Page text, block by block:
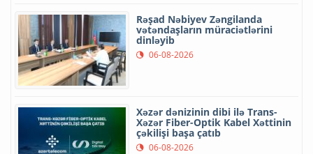
Rəşad Nəbiyev Zəngilanda
vətəndaşların müraciətlərini
dinləyib
06-08-2026
Xəzər dənizinin dibi ilə Trans-
Xəzər Fiber-Optik Kabel Xəttinin
çəkilişi başa çatıb
06-08-2026